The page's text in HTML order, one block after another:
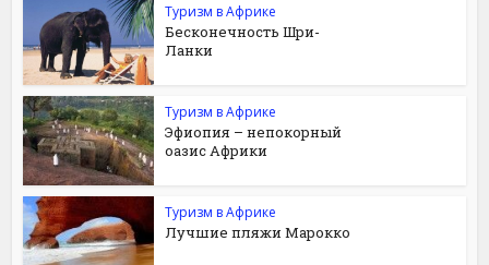
Туризм в Африке
Бесконечность Шри-
Ланки
Туризм в Африке
Эфиопия – непокорный
оазис Африки
Туризм в Африке
Лучшие пляжи Марокко